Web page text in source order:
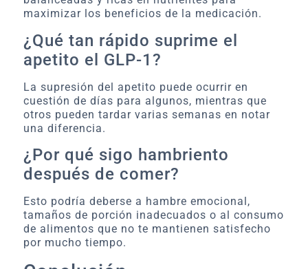
maximizar los beneficios de la medicación.
¿Qué tan rápido suprime el
apetito el GLP-1?
La supresión del apetito puede ocurrir en
cuestión de días para algunos, mientras que
otros pueden tardar varias semanas en notar
una diferencia.
¿Por qué sigo hambriento
después de comer?
Esto podría deberse a hambre emocional,
tamaños de porción inadecuados o al consumo
de alimentos que no te mantienen satisfecho
por mucho tiempo.